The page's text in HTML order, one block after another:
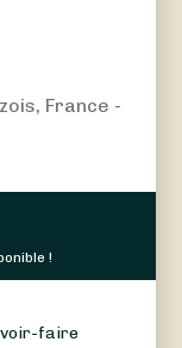
France -
!
faire